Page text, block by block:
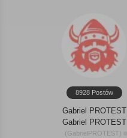
8928 Postów
Gabriel PROTEST
Gabriel PROTEST
(GabrielPROTEST)